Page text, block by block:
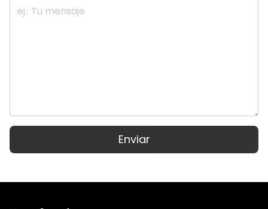
Enviar